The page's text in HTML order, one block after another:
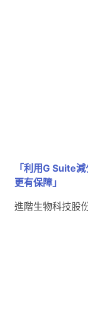
「利用G Suite
更有保障」
進階生物科技股